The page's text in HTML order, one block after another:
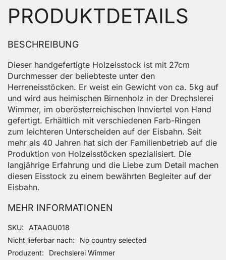
PRODUKTDETAILS
BESCHREIBUNG
Dieser handgefertigte Holzeisstock ist mit 27cm
Durchmesser der beliebteste unter den
Herreneisstöcken. Er weist ein Gewicht von ca. 5kg auf
und wird aus heimischen Birnenholz in der Drechslerei
Wimmer, im oberösterreichischen Innviertel von Hand
gefertigt. Erhältlich mit verschiedenen Farb-Ringen
zum leichteren Unterscheiden auf der Eisbahn. Seit
mehr als 40 Jahren hat sich der Familienbetrieb auf die
Produktion von Holzeisstöcken spezialisiert. Die
langjährige Erfahrung und die Liebe zum Detail machen
diesen Eisstock zu einem bewährten Begleiter auf der
Eisbahn.
MEHR INFORMATIONEN
Mehr Informationen
SKU
ATAAGU018
Nicht lieferbar nach
No country selected
Produzent
Drechslerei Wimmer